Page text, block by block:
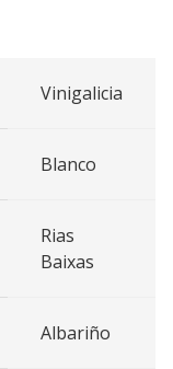
Vinigalicia
Blanco
Rias
Baixas
Albariño